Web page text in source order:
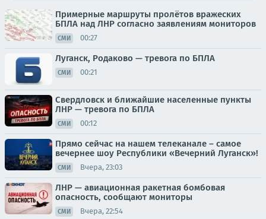
Примерные маршруты пролётов вражеских
БПЛА над ЛНР согласно заявлениям мониторов
СМИ 00:27
Луганск, Родаково — тревога по БПЛА
СМИ 00:21
Свердловск и ближайшие населенные пункты
ЛНР — тревога по БПЛА
СМИ 00:12
Прямо сейчас на нашем телеканале – самое
вечернее шоу Республики «Вечерний Луганск»!
СМИ Вчера, 23:03
ЛНР — авиационная ракетная бомбовая
опасность, сообщают мониторы
СМИ Вчера, 22:54